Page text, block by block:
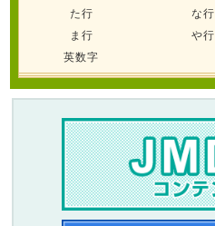
た行
な行
ま行
や行
英数字